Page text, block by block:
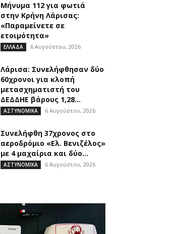
Μήνυμα 112 για φωτιά
στην Κρήνη Λάρισας:
«Παραμείνετε σε
ετοιμότητα»
ΕΛΛΑΔΑ 6 Αυγούστου, 2026
Λάρισα: Συνελήφθησαν δύο
60χρονοι για κλοπή
μετασχηματιστή του
ΔΕΔΔΗΕ βάρους 1,28...
ΑΣΤΥΝΟΜΙΚΑ 6 Αυγούστου, 2026
Συνελήφθη 37χρονος στο
αεροδρόμιο «Ελ. Βενιζέλος»
με 4 μαχαίρια και δύο...
ΑΣΤΥΝΟΜΙΚΑ 6 Αυγούστου, 2026